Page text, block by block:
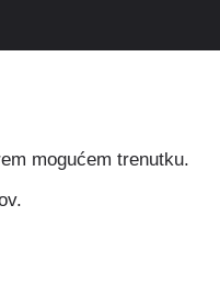
mogućem trenutku.